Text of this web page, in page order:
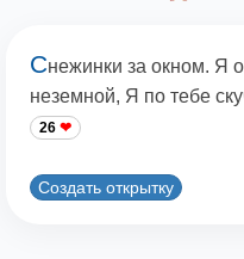
Снежинки за окном. Я
неземной, Я по тебе
26
Создать открытку